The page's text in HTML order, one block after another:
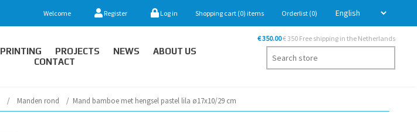
Welcome Register Log in Shopping cart (0) items Orderlist (0)
PRINTING PROJECTS NEWS
ABOUT US
CONTACT
€ 350.00€ 350 Free shipping in the Netherlands
/ Manden rond / Mand bamboe met hengsel pastel lila ø17x10/29 cm